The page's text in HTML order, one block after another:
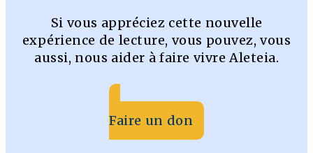
Si vous appréciez cette nouvelle
expérience de lecture, vous pouvez, vous
aussi, nous aider à faire vivre Aleteia.
Faire un don